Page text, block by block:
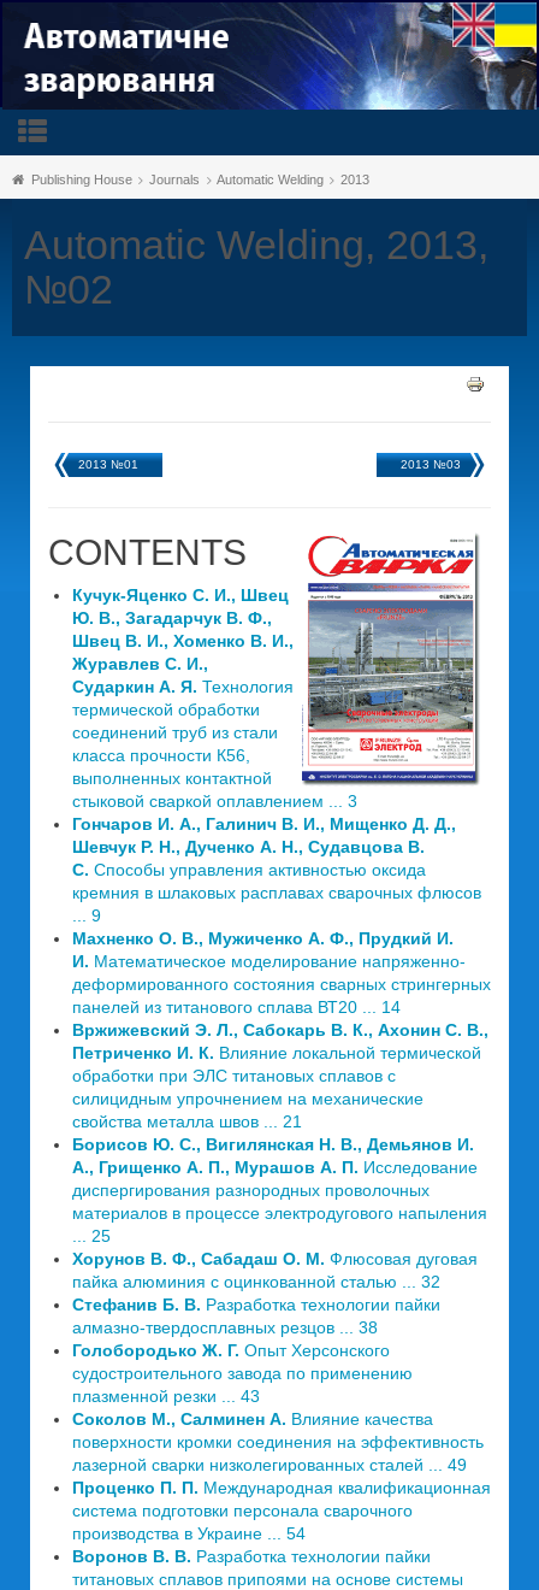
Publishing House Journals Automatic Welding 2013
Automatic Welding, 2013,
№02
2013 №01 2013 №03
CONTENTS
Кучук-Яценко С. И., Швец
Ю. В., Загадарчук В. Ф.,
Швец В. И., Хоменко В. И.,
Журавлев С. И.,
Сударкин А. Я. Технология
термической обработки
соединений труб из стали
класса прочности К56,
выполненных контактной
стыковой сваркой оплавлением ... 3
Гончаров И. А., Галинич В. И., Мищенко Д. Д.,
Шевчук Р. Н., Дученко А. Н., Судавцова В.
С. Способы управления активностью оксида
кремния в шлаковых расплавах сварочных флюсов
... 9
Махненко О. В., Мужиченко А. Ф., Прудкий И.
И. Математическое моделирование напряженно-
деформированного состояния сварных стрингерных
панелей из титанового сплава ВТ20 ... 14
Вржижевский Э. Л., Сабокарь В. К., Ахонин С. В.,
Петриченко И. К. Влияние локальной термической
обработки при ЭЛС титановых сплавов с
силицидным упрочнением на механические
свойства металла швов ... 21
Борисов Ю. С., Вигилянская Н. В., Демьянов И.
А., Грищенко А. П., Мурашов А. П. Исследование
диспергирования разнородных проволочных
материалов в процессе электродугового напыления
... 25
Хорунов В. Ф., Сабадаш О. М. Флюсовая дуговая
пайка алюминия с оцинкованной сталью ... 32
Стефанив Б. В. Разработка технологии пайки
алмазно-твердосплавных резцов ... 38
Голобородько Ж. Г. Опыт Херсонского
судостроительного завода по применению
плазменной резки ... 43
Соколов М., Салминен А. Влияние качества
поверхности кромки соединения на эффективность
лазерной сварки низколегированных сталей ... 49
Проценко П. П. Международная квалификационная
система подготовки персонала сварочного
производства в Украине ... 54
Воронов В. В. Разработка технологии пайки
титановых сплавов припоями на основе системы